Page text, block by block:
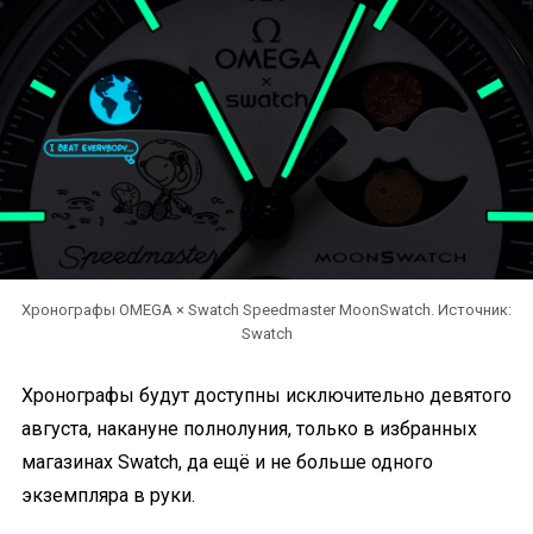
Хронографы OMEGA × Swatch Speedmaster MoonSwatch. Источник:
Swatch
Хронографы будут доступны исключительно девятого
августа, накануне полнолуния, только в избранных
магазинах Swatch, да ещё и не больше одного
экземпляра в руки.